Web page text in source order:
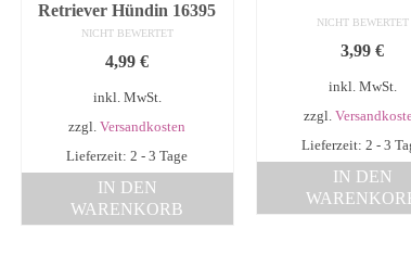
Retriever Hündin 16395
NICHT BEWERTET
4,99€
inkl. MwSt.
zzgl.Versandkosten
Lieferzeit: 2 - 3 Tage
IN DEN
WARENKORB
NICHT BEWERTET
3,99€
inkl. MwSt.
zzgl.
Lieferzeit: 2 - 3
IN DEN